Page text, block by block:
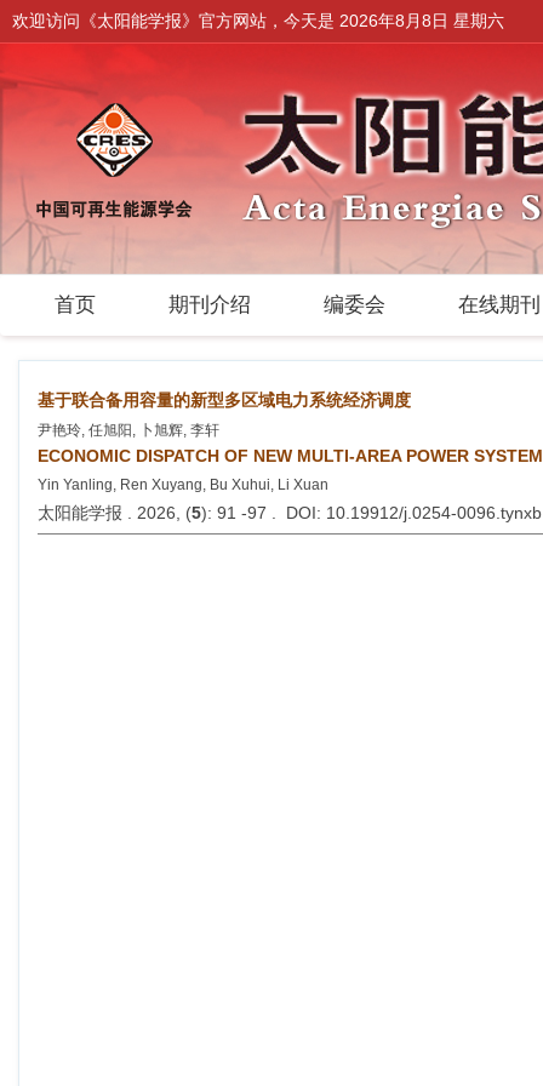
欢迎访问《太阳能学报》官方网站，今天是 2026年8月8日 星期六
首页 期刊介绍 编委会 在线期
基于联合备用容量的新型多区域电力系统经济调度
尹艳玲, 任旭阳, 卜旭辉, 李轩
ECONOMIC DISPATCH OF NEW MULTI-AREA POWER
Yin Yanling, Ren Xuyang, Bu Xuhui, Li Xuan
太阳能学报 . 2026, (5): 91 -97 . DOI: 10.19912/j.0254-